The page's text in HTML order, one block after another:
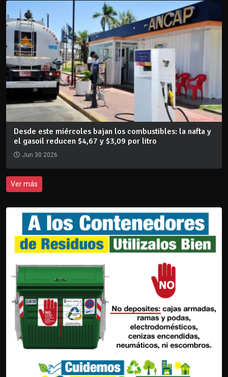
Desde este miércoles bajan los combustibles: la nafta y
el gasoil reducen $4,67 y $3,09 por litro
Jun 30 2026
Ver más